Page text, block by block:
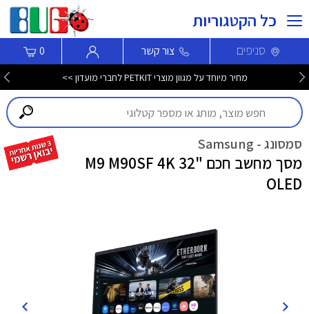
כל הקטגוריות
סניפים צור קשר 0
מחיר מיוחד על מגוון מוצרי PETKIT לחברי מועדון >>
סמסונג - Samsung
מסך מחשב חכם "32 M9 M90SF 4K
OLED